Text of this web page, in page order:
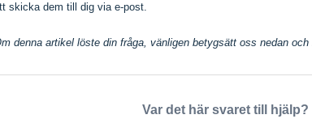
skicka dem till dig via e-post.
denna artikel löste din fråga, vänligen betygsätt oss nedan
Var det här svaret till hjälp?